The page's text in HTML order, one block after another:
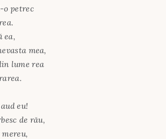
o petrec
ea,
mea,
lume rea
eu!
de rău,